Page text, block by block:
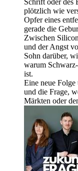
Schrift oder des
plötzlich wie
Opfer eines
gerade die
Zwischen
und der Angst
Sohn darüber,
warum
ist.
Eine neue
und die Frage,
Märkten oder